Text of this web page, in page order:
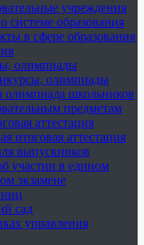
учреждения
образования
в сфере образования
олимпиады
олимпиады
олимпиада школьников
предметам
аттестация
итоговая аттестация
выпускников
участии в едином
экзамене
сад
управления